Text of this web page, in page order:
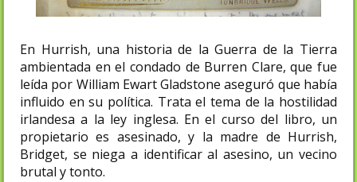
En Hurrish, una historia de la Guerra de la Tierra
ambientada en el condado de Burren Clare, que fue
leída por William Ewart Gladstone aseguró que había
influido en su política. Trata el tema de la hostilidad
irlandesa a la ley inglesa. En el curso del libro, un
propietario es asesinado, y la madre de Hurrish,
Bridget, se niega a identificar al asesino, un vecino
brutal y tonto.